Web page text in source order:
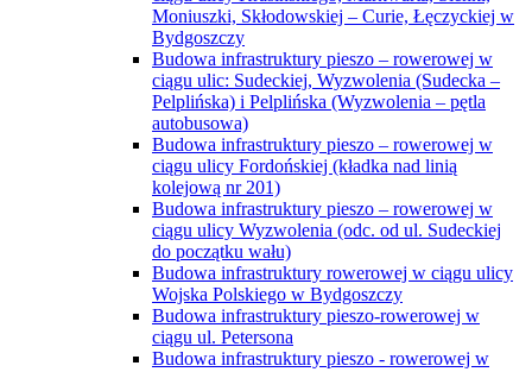
Moniuszki, Skłodowskiej – Curie, Łęczyckiej w
Bydgoszczy
Budowa infrastruktury pieszo – rowerowej w
ciągu ulic: Sudeckiej, Wyzwolenia (Sudecka –
Pelplińska) i Pelplińska (Wyzwolenia – pętla
autobusowa)
Budowa infrastruktury pieszo – rowerowej w
ciągu ulicy Fordońskiej (kładka nad linią
kolejową nr 201)
Budowa infrastruktury pieszo – rowerowej w
ciągu ulicy Wyzwolenia (odc. od ul. Sudeckiej
do początku wału)
Budowa infrastruktury rowerowej w ciągu ulicy
Wojska Polskiego w Bydgoszczy
Budowa infrastruktury pieszo-rowerowej w
ciągu ul. Petersona
Budowa infrastruktury pieszo - rowerowej w